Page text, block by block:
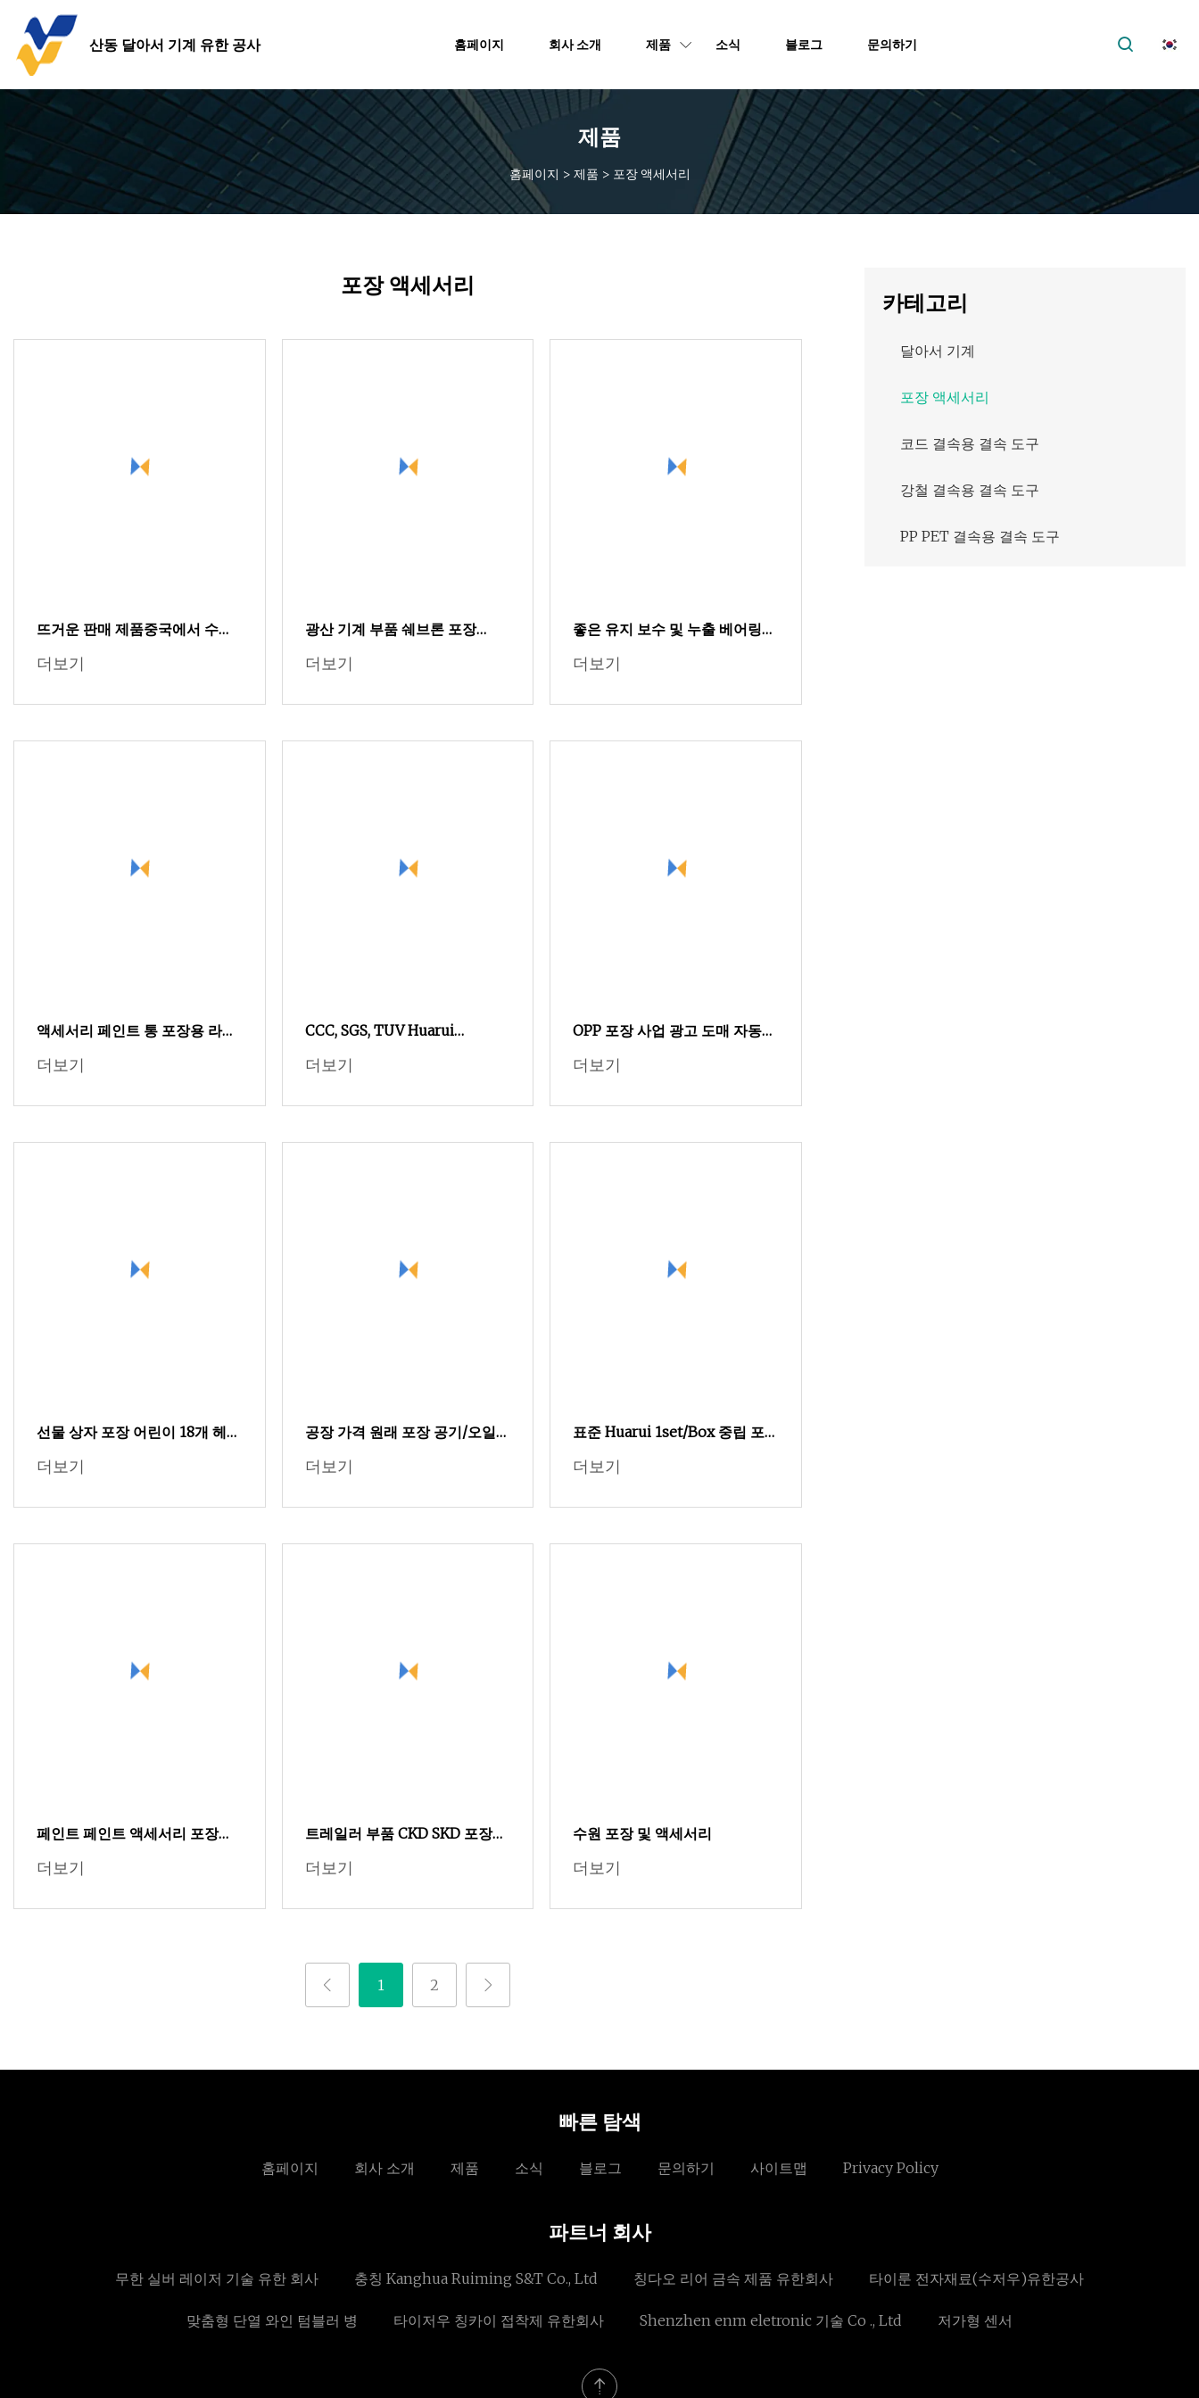
산동 달아서 기계 유한 공사 홈페이지 회사 소개 제품 소식 블로그 문의하기
제품
홈페이지 > 제품 > 포장 액세서리
포장 액세서리
뜨거운 판매 제품중국에서 수평
휴대 전화 액세서리 포장 기계수
입
더보기
광산 기계 부품 쉐브론 포장
442.7112 슈트 CH430 H3800
S3800 콘 크러셔 액세서리
더보기
좋은 유지 보수 및 누출 베어링
액세서리를 위한 나비 위치 지정
슬리브 엔드 커버 PTFE 포장 기
계적 밀봉
더보기
액세서리 페인트 통 포장용 라이
너가 있는 플라스틱 페인트 통
더보기
CCC, SGS, TUV Huarui
1set/Box 중립 포장,
5sets/Carton Box MIG 용접 액
세서리 MB24kd with CE
더보기
OPP 포장 사업 광고 도매 자동차
공기 청정기 종이 자연 향기 자동
교수형 향수 향수 자동차 인테리
어 액세서리
더보기
선물 상자 포장 어린이 18개 헤어
액세서리
더보기
공장 가격 원래 포장 공기/오일/
연료/캐빈 자동차 자동차 자동 필
터 자동차 액세서리
더보기
표준 Huarui 1set/Box 중립 포
장, 5sets/Carton 상자 용접 액세
서리 MB24kd(ISO9001 포함)
더보기
페인트 페인트 액세서리 포장용
라이너가 포함된 MSN 노란색 플
라스틱 페인트 통
더보기
트레일러 부품 CKD SKD 포장
Hlt 견인바 트레일러 액세서리
CKD SKD 판매 (05)
더보기
수원 포장 및 액세서리
더보기
1 2
카테고리
달아서 기계
포장 액세서리
코드 결속용 결속 도구
강철 결속용 결속 도구
PP PET 결속용 결속 도구
빠른 탐색
홈페이지 회사 소개 제품 소식 블로그 문의하기 사이트맵 Privacy Policy
파트너 회사
무한 실버 레이저 기술 유한 회사 충칭 Kanghua Ruiming S&T Co., Ltd 칭다오 리어 금속 제품 유한회사 타이룬 전자재료(수저우)유한공사
맞춤형 단열 와인 텀블러 병 타이저우 칭카이 접착제 유한회사 Shenzhen enm eletronic 기술 Co ., Ltd 저가형 센서